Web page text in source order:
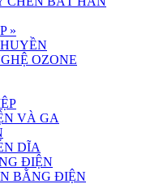
»
OZONE
VÀ GA
DĨA
ĐIỆN
BẰNG ĐIỆN